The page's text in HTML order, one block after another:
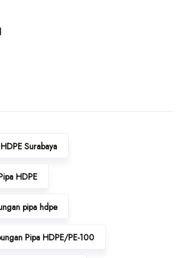
Surabaya
HDPE
pipa hdpe
Pipa HDPE/PE-100